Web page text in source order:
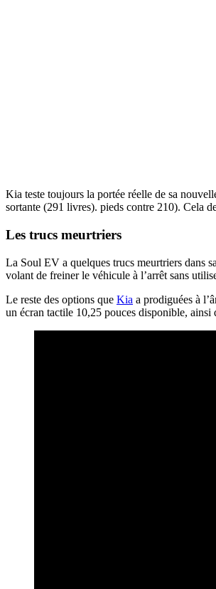
Kia teste toujours la portée réelle de sa
sortante (291 livres). pieds contre 210). Cela
Les trucs meurtriers
La Soul EV a quelques trucs meurtriers dans
volant de freiner le véhicule à l’arrêt sans
Le reste des options que Kia a prodiguées à
un écran tactile 10,25 pouces disponible, ainsi